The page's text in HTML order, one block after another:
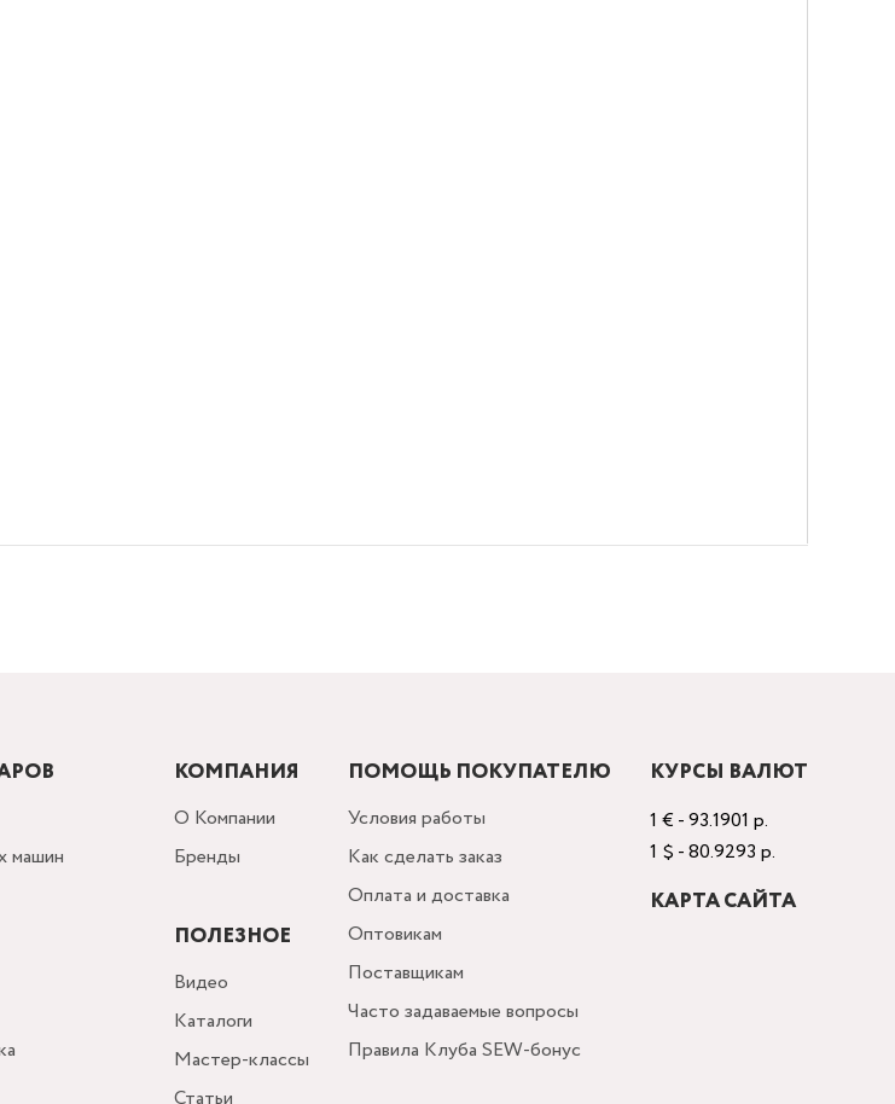
машин
КОМПАНИЯ
О Компании
Бренды
ПОЛЕЗНОЕ
Видео
Каталоги
Мастер-классы
ПОМОЩЬ ПОКУПАТЕЛЮ
Условия работы
Как сделать заказ
Оплата и доставка
Оптовикам
Поставщикам
Часто задаваемые вопросы
Правила Клуба SEW-бонус
КУРСЫ ВАЛЮТ
1 € - 93.1901 р.
1 $ - 80.9293 р.
КАРТА САЙТА